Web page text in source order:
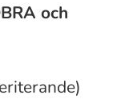
och